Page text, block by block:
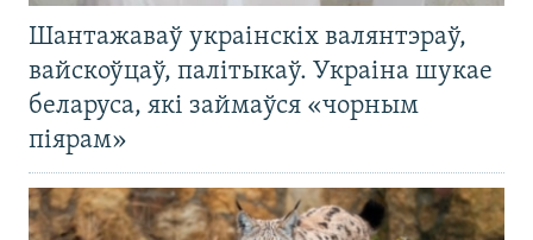
Шантажаваў украінскіх валянтэраў,
вайскоўцаў, палітыкаў. Украіна шукае
беларуса, які займаўся «чорным
піярам»